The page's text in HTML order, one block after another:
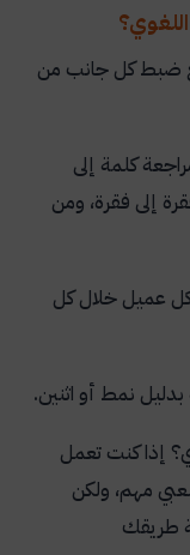
ضبط كل جانب من
كلمة إلى
إلى فقرة، ومن
عميل خلال كل
نمط أو اثنين.
إذا كنت تعمل
مهم، ولكن
طريقك